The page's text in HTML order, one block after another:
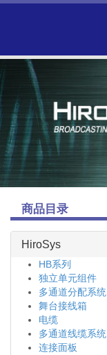
商品目录
HiroSys
HB系列
独立单元组件
多通道分配系统
舞台接线箱
电缆
多通道线缆系统
连接面板